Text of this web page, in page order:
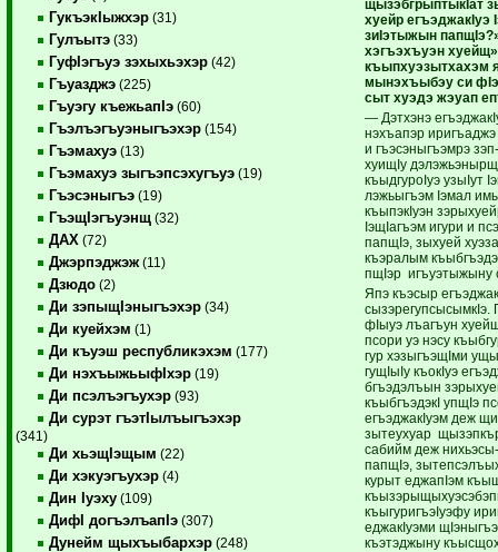
ГукъэкIыжхэр (31)
Гулъытэ (33)
ГуфIэгъуэ зэхыхьэхэр (42)
Гъуазджэ (225)
Гъуэгу къежьапIэ (60)
Гъэлъэгъуэныгъэхэр (154)
Гъэмахуэ (13)
Гъэмахуэ зыгъэпсэхугъуэ (19)
Гъэсэныгъэ (19)
ГъэщIэгъуэнщ (32)
ДАХ (72)
Джэрпэджэж (11)
Дзюдо (2)
Ди зэпыщIэныгъэхэр (34)
Ди куейхэм (1)
Ди къуэш республикэхэм (177)
Ди нэхъыжьыфIхэр (19)
Ди псэлъэгъухэр (93)
Ди сурэт гъэтIылъыгъэхэр
(341)
Ди хьэщIэщым (22)
Ди хэкуэгъухэр (4)
Дин Iуэху (109)
ДифI догъэлъапIэ (307)
Дунейм щыхъыбархэр (248)
щызэбгрыптыкIат
хуейр
зиIэтыжын
хэгъэхъуэн
къыпхуэзытхахэм
мынэхъыбэу си
сыт хуэдэ жэуап
— Дэтхэнэ
нэхъапэр
и гъэсэныгъэмрэ
хуищIу
къыдгуроIуэ узыIут
лэжьыгъэм Iэмал
къыпэкIуэн
IэщIагъэм игури и
папщIэ, зыхуей
къэралым
пщIэр игъуэтыжыну
Япэ къэсыр
сызэрегупсысымкIэ.
фIыуэ лъагъун
псори уэ нэсу
гур хэзыгъэщIми
гущIыIу къокIуэ
бгъэдэлъын
къыбгъэдэкI упщIэ
егъэджакIуэм деж
зытеухуар
сабийм деж
папщIэ,
курыт еджапIэм
къыгуригъэIуэфу
еджакIуэми
къэтэджыну